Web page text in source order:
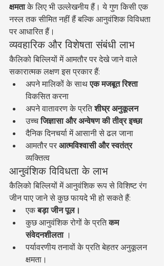
क्षमता के लिए भी उल्लेखनीय हैं। ये गुण किसी एक
नस्ल तक सीमित नहीं हैं बल्कि आनुवंशिक विविधता
पर आधारित हैं।
व्यवहारिक और विशेषता संबंधी लाभ
कैलिको बिल्लियों में आमतौर पर देखे जाने वाले
सकारात्मक लक्षण इस प्रकार हैं:
अपने मालिकों के साथ एक मजबूत रिश्ता
विकसित करना
अपने वातावरण के प्रति शीघ्र अनुकूलन
उच्च जिज्ञासा और अन्वेषण की तीव्र इच्छा
दैनिक दिनचर्या में आसानी से ढल जाना
आमतौर पर आत्मविश्वासी और स्वतंत्र
व्यक्तित्व
आनुवंशिक विविधता के लाभ
कैलिको बिल्लियों में आनुवंशिक रूप से विशिष्ट रंग
जीन पाए जाने से कुछ फायदे भी हो सकते हैं:
एक बड़ा जीन पूल।
कुछ आनुवंशिक रोगों के प्रति कम
संवेदनशीलता ।
पर्यावरणीय तनावों के प्रति बेहतर अनुकूलन
क्षमता।